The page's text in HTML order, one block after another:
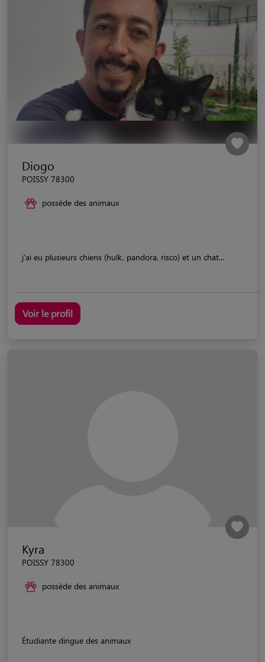
Diogo
POISSY 78300
possède des animaux
j'ai eu plusieurs chiens (hulk, pandora, risco) et un chat...
Voir le profil
Kyra
POISSY 78300
possède des animaux
Étudiante dingue des animaux